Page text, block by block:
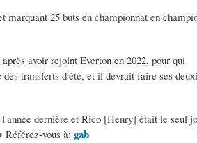
25 buts en championnat en
avoir rejoint Everton en 2022, pour qui
transferts d'été, et il devrait faire ses
dernière et Rico [Henry] était le seul
Référez-vous à: gab